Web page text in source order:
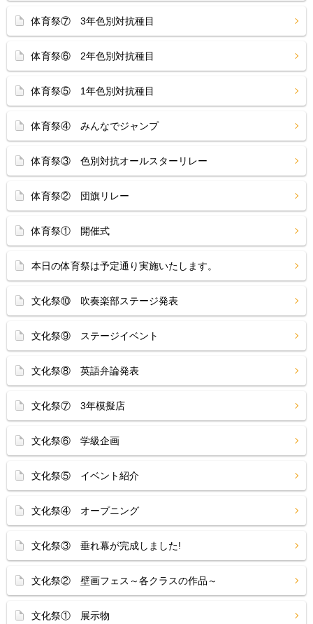
体育祭⑦ 3年色別対抗種目
体育祭⑥ 2年色別対抗種目
体育祭⑤ 1年色別対抗種目
体育祭④ みんなでジャンプ
体育祭③ 色別対抗オールスターリレー
体育祭② 団旗リレー
体育祭① 開催式
本日の体育祭は予定通り実施いたします。
文化祭⑩ 吹奏楽部ステージ発表
文化祭⑨ ステージイベント
文化祭⑧ 英語弁論発表
文化祭⑦ 3年模擬店
文化祭⑥ 学級企画
文化祭⑤ イベント紹介
文化祭④ オープニング
文化祭③ 垂れ幕が完成しました!
文化祭② 壁画フェス～各クラスの作品～
文化祭① 展示物